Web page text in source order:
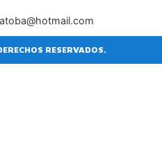
RESERVADOS.